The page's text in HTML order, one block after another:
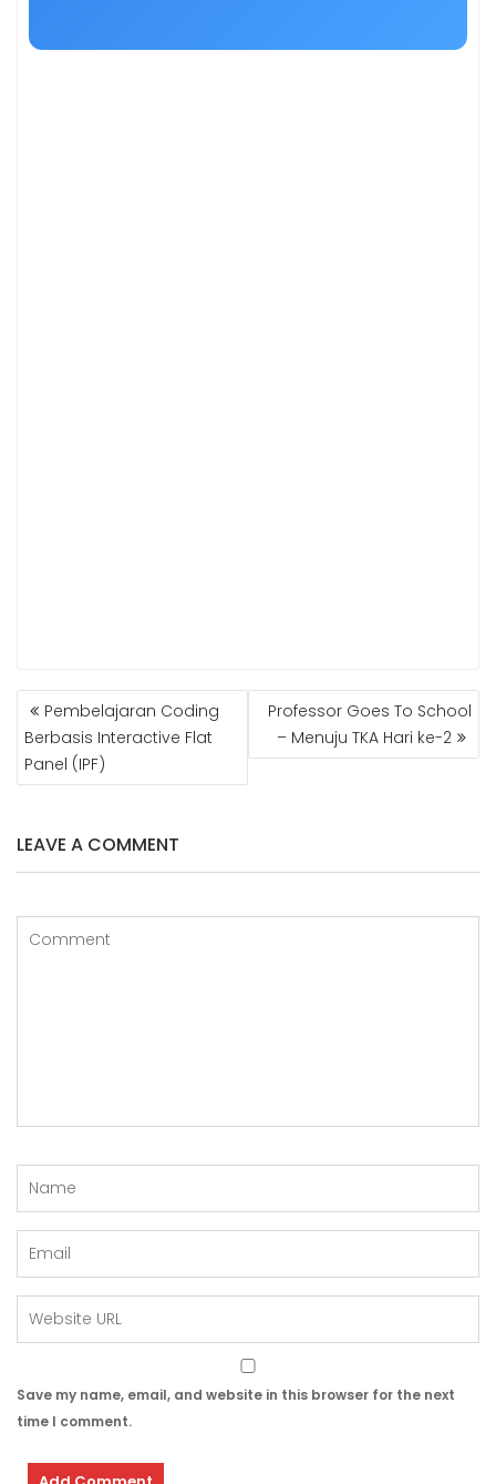
POST
NAVIGATION
Pembelajaran Coding
Berbasis Interactive Flat
Panel (IPF)
Professor Goes To School
– Menuju TKA Hari ke-2
LEAVE A COMMENT
Save my name, email, and website in this browser for the next
time I comment.